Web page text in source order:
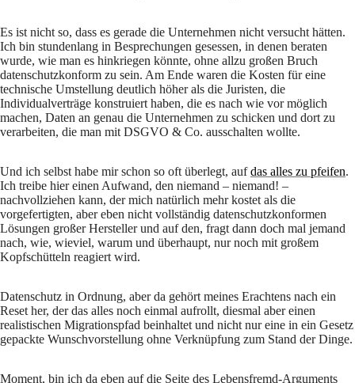
Es ist nicht so, dass es gerade die Unternehmen nicht versucht hätten.
Ich bin stundenlang in Besprechungen gesessen, in denen beraten
wurde, wie man es hinkriegen könnte, ohne allzu großen Bruch
datenschutzkonform zu sein. Am Ende waren die Kosten für eine
technische Umstellung deutlich höher als die Juristen, die
Individualverträge konstruiert haben, die es nach wie vor möglich
machen, Daten an genau die Unternehmen zu schicken und dort zu
verarbeiten, die man mit DSGVO & Co. ausschalten wollte.
Und ich selbst habe mir schon so oft überlegt, aufdas alles zu pfeifen.
Ich treibe hier einen Aufwand, den niemand – niemand! –
nachvollziehen kann, der mich natürlich mehr kostet als die
vorgefertigten, aber eben nicht vollständig datenschutzkonformen
Lösungen großer Hersteller und auf den, fragt dann doch mal jemand
nach, wie, wieviel, warum und überhaupt, nur noch mit großem
Kopfschütteln reagiert wird.
Datenschutz in Ordnung, aber da gehört meines Erachtens nach ein
Reset her, der das alles noch einmal aufrollt, diesmal aber einen
realistischen Migrationspfad beinhaltet und nicht nur eine in ein Gesetz
gepackte Wunschvorstellung ohne Verknüpfung zum Stand der Dinge.
Moment, bin ich da eben auf die Seite des Lebensfremd-Arguments